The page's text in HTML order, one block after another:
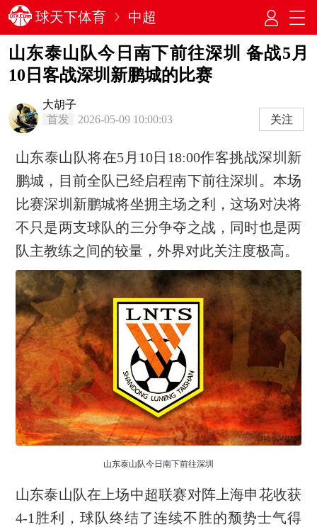
球天下体育 中超
山东泰山队今日南下前往深圳 备战5月
10日客战深圳新鹏城的比赛
大胡子
首发
2026-05-09 10:00:03 关注
山东泰山队将在5月10日18:00作客挑战深圳新
鹏城，目前全队已经启程南下前往深圳。本场
比赛深圳新鹏城将坐拥主场之利，这场对决将
不只是两支球队的三分争夺之战，同时也是两
队主教练之间的较量，外界对此关注度极高。
山东泰山队今日南下前往深圳
山东泰山队在上场中超联赛对阵上海申花收获
4-1胜利，球队终结了连续不胜的颓势士气得